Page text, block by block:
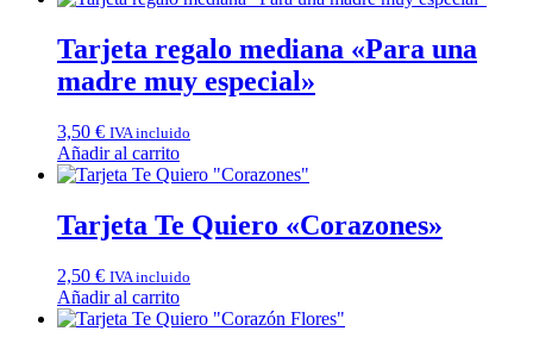
Tarjeta regalo mediana «Para una
madre muy especial»
3,50 € IVA incluido
Añadir al carrito
Tarjeta Te Quiero «Corazones»
2,50 € IVA incluido
Añadir al carrito